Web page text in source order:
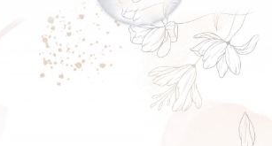
Перейти
к
содержанию